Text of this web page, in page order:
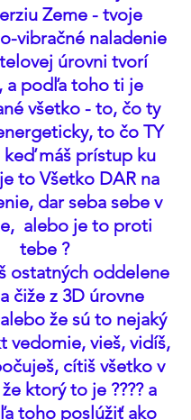
Zeme - tvoje
vibračné naladenie
úrovni tvorí
a podľa toho ti je
všetko - to, čo ty
to čo TY
máš prístup ku
to Všetko DAR na
dar seba sebe v
alebo je to proti
tebe ?
ostatných oddelene
čiže z 3D úrovne
že sú to nejaký
vedomie, vieš, vidíš,
cítiš všetko v
ktorý to je ???? a
toho poslúžiť ako